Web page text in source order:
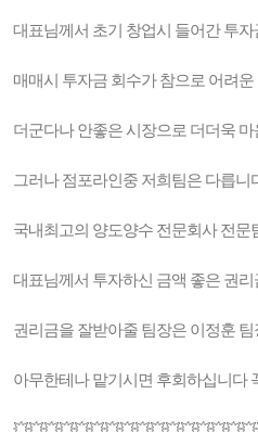
대표님께서 초기 창업시 들어간 투
매매시 투자금 회수가 참으로 어려운
더군다나 안좋은 시장으로 더더욱
그러나 점포라인중 저희팀은 다릅니
국내최고의 양도양수 전문회사 전문
대표님께서 투자하신 금액 좋은 권
권리금을 잘받아줄 팀장은 이정훈
아무한테나 맡기시면 후회하십니다